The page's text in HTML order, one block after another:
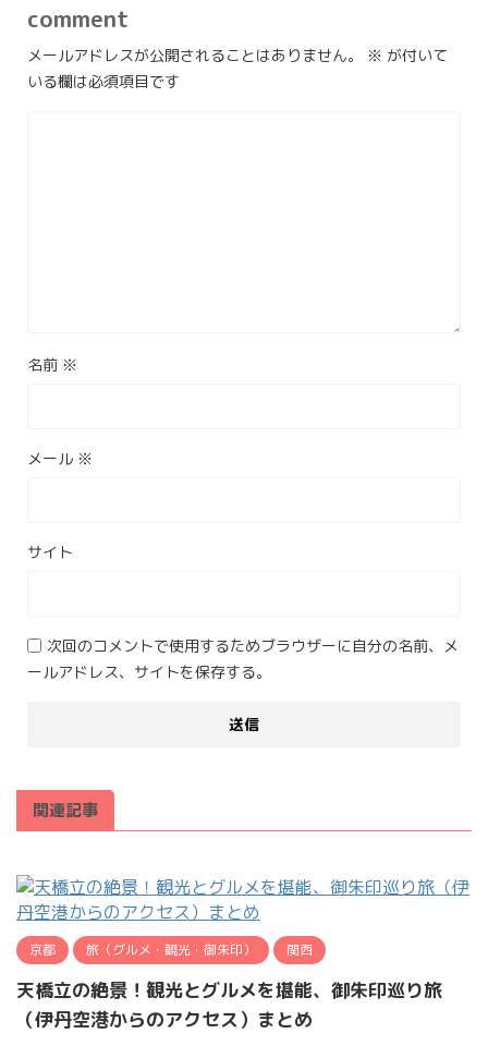
comment
メールアドレスが公開されることはありません。 ※ が付いて
いる欄は必須項目です
名前 ※
メール ※
サイト
次回のコメントで使用するためブラウザーに自分の名前、メ
ールアドレス、サイトを保存する。
関連記事
京都 旅（グルメ・観光・御朱印） 関西
天橋立の絶景！観光とグルメを堪能、御朱印巡り旅
（伊丹空港からのアクセス）まとめ